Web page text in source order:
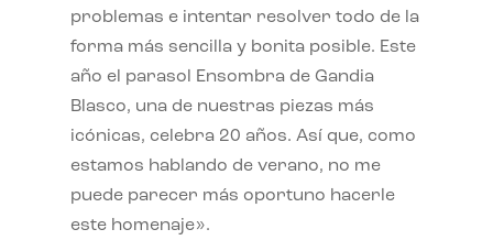
problemas e intentar resolver todo de la
forma más sencilla y bonita posible. Este
año el parasol Ensombra de Gandia
Blasco, una de nuestras piezas más
icónicas, celebra 20 años. Así que, como
estamos hablando de verano, no me
puede parecer más oportuno hacerle
este homenaje».